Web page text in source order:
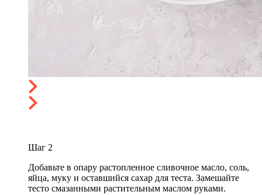
Шаг 2
Добавьте в опару растопленное сливочное масло, соль,
яйца, муку и оставшийся сахар для теста. Замешайте
тесто смазанными растительным маслом руками.